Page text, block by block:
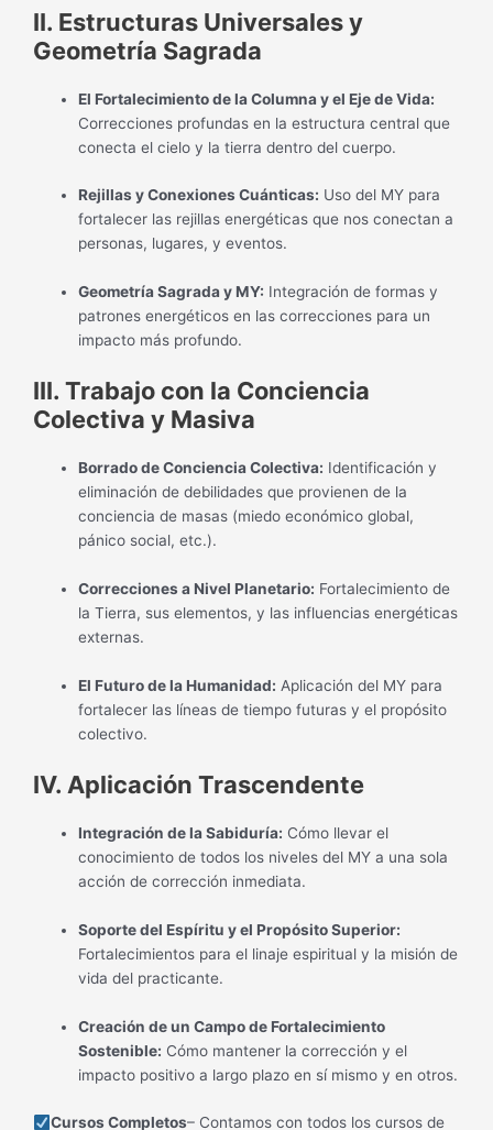
II. Estructuras Universales y
Geometría Sagrada
El Fortalecimiento de la Columna y el Eje de Vida:
Correcciones profundas en la estructura central que
conecta el cielo y la tierra dentro del cuerpo.
Rejillas y Conexiones Cuánticas: Uso del MY para
fortalecer las rejillas energéticas que nos conectan a
personas, lugares, y eventos.
Geometría Sagrada y MY: Integración de formas y
patrones energéticos en las correcciones para un
impacto más profundo.
III. Trabajo con la Conciencia
Colectiva y Masiva
Borrado de Conciencia Colectiva: Identificación y
eliminación de debilidades que provienen de la
conciencia de masas (miedo económico global,
pánico social, etc.).
Correcciones a Nivel Planetario: Fortalecimiento de
la Tierra, sus elementos, y las influencias energéticas
externas.
El Futuro de la Humanidad: Aplicación del MY para
fortalecer las líneas de tiempo futuras y el propósito
colectivo.
IV. Aplicación Trascendente
Integración de la Sabiduría: Cómo llevar el
conocimiento de todos los niveles del MY a una sola
acción de corrección inmediata.
Soporte del Espíritu y el Propósito Superior:
Fortalecimientos para el linaje espiritual y la misión de
vida del practicante.
Creación de un Campo de Fortalecimiento
Sostenible: Cómo mantener la corrección y el
impacto positivo a largo plazo en sí mismo y en otros.
Cursos Completos– Contamos con todos los cursos de